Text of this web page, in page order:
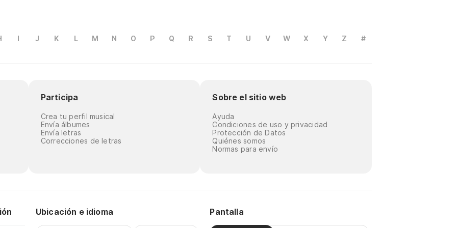
I J K L M N O P Q R S T U V W X Y Z #
Participa
Crea tu perfil musical
Envía álbumes
Envía letras
Correcciones de letras
Sobre el sitio web
Ayuda
Condiciones de uso y privacidad
Protección de Datos
Quiénes somos
Normas para envío
Ubicación e idioma Pantalla